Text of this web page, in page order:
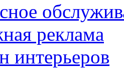
реклама
интерьеров